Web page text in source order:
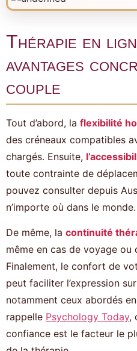
Thérapie en
avantages
couple
Tout d’abord, la flexibilité
des créneaux compatibles
chargés. Ensuite,
toute contrainte de
pouvez consulter depuis
n’importe où dans le monde.
De même, la continuité
même en cas de voyage ou
Finalement, le confort de
peut faciliter l’expression
notamment ceux abordés en
rappelle Psychology Today,
confiance est le facteur le